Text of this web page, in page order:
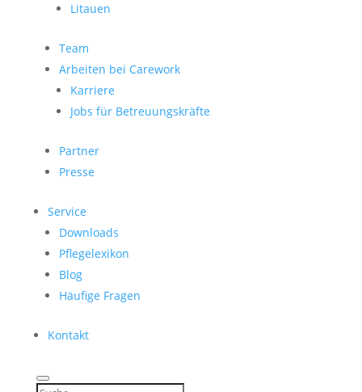
Litauen
Team
Arbeiten bei Carework
Karriere
Jobs für Betreuungskräfte
Partner
Presse
Service
Downloads
Pflegelexikon
Blog
Häufige Fragen
Kontakt